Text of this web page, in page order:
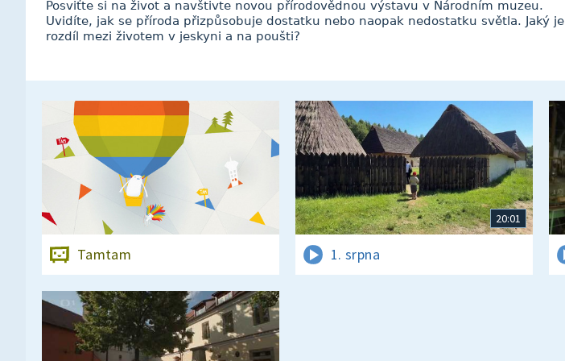
Posviťte si na život a navštivte novou přírodovědnou výstavu v Národním muzeu.
Uvidíte, jak se příroda přizpůsobuje dostatku nebo naopak nedostatku světla. Jaký je
rozdíl mezi životem v jeskyni a na poušti?
Tamtam
20:01
1. srpna